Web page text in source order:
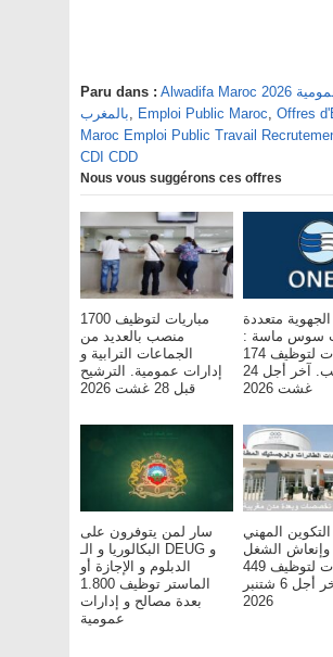
Paru dans : Alwadifa Maroc 2026 الوظيفة العمومية
بالمغرب, Emploi Public Maroc, Offres
Maroc Emploi Public Travail
CDI CDD
Nous vous suggérons ces offres
مباريات لتوظيف 1700
منصب بالعديد من
الجماعات الترابية و
إدارات عمومية. الترشيح
قبل 28 غشت 2026
متعددة
سوس ماسة :
مباريات لتوظيف 174
مناصب. آخر أجل 24
غشت 2026
سار لمن يتوفرون على
البكالوريا و الـ DEUG و
الدبلوم و الإجازة أو
الماستر توظيف 1.800
بعدة مصالح و إدارات
عمومية
المهني
وإنعاش الشغل OFPPT :
مباريات لتوظيف 449
مناصب. آخر أجل 6 شتنبر
2026